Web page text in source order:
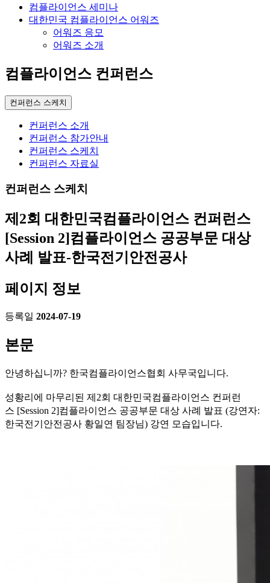
컴플라이언스 세미나
대한민국 컴플라이언스 어워즈
어워즈 응모
어워즈 소개
컴플라이언스 컨퍼런스
컨퍼런스 스케치
컨퍼런스 소개
컨퍼런스 참가안내
컨퍼런스 스케치
컨퍼런스 자료실
컨퍼런스 스케치
제2회 대한민국컴플라이언스 컨퍼런스
[Session 2]컴플라이언스 공공부문 대상
사례 발표-한국전기안전공사
페이지 정보
등록일 2024-07-19
본문
안녕하십니까? 한국컴플라이언스협회 사무국입니다.
성황리에 마무리된 제2회 대한민국컴플라이언스 컨퍼런
스 [Session 2]컴플라이언스 공공부문 대상 사례 발표 (강연자:
한국전기안전공사 황일연 팀장님) 강연 모습입니다.